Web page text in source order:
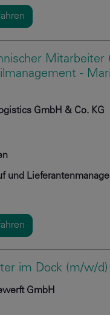
Mitarbeiter
-
GmbH & Co. KG
und
im Dock (m/w/d)
GmbH